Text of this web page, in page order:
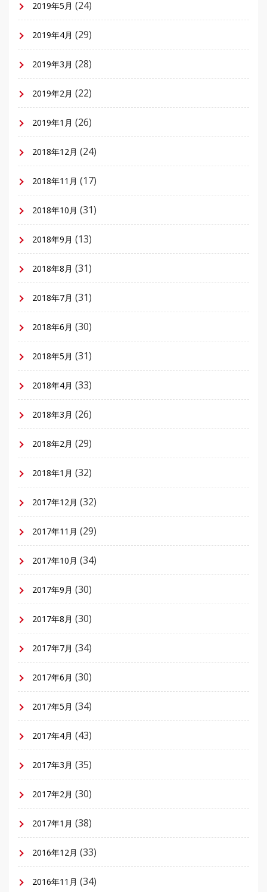
2019年5月 (24)
2019年4月 (29)
2019年3月 (28)
2019年2月 (22)
2019年1月 (26)
2018年12月 (24)
2018年11月 (17)
2018年10月 (31)
2018年9月 (13)
2018年8月 (31)
2018年7月 (31)
2018年6月 (30)
2018年5月 (31)
2018年4月 (33)
2018年3月 (26)
2018年2月 (29)
2018年1月 (32)
2017年12月 (32)
2017年11月 (29)
2017年10月 (34)
2017年9月 (30)
2017年8月 (30)
2017年7月 (34)
2017年6月 (30)
2017年5月 (34)
2017年4月 (43)
2017年3月 (35)
2017年2月 (30)
2017年1月 (38)
2016年12月 (33)
2016年11月 (34)